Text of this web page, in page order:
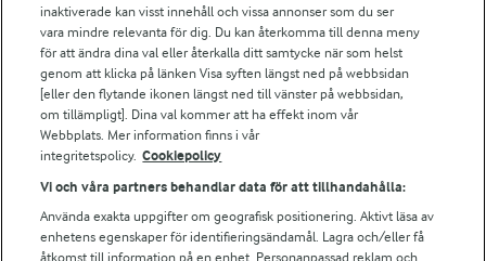
Arla webbshop
Bildbank
Följ oss
inaktiverade kan visst innehåll och vissa annonser som du ser
vara mindre relevanta för dig. Du kan återkomma till denna meny
för att ändra dina val eller återkalla ditt samtycke när som helst
genom att klicka på länken Visa syften längst ned på webbsidan
[eller den flytande ikonen längst ned till vänster på webbsidan,
om tillämpligt]. Dina val kommer att ha effekt inom vår
Webbplats. Mer information finns i vår
integritetspolicy. Cookiepolicy
Vi och våra partners behandlar data för att tillhandahålla:
Använda exakta uppgifter om geografisk positionering. Aktivt läsa av
enhetens egenskaper för identifieringsändamål. Lagra och/eller få
åtkomst till information på en enhet. Personanpassad reklam och